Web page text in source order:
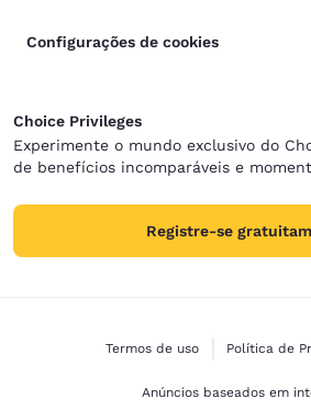
Configurações de cookies
Choice Privileges
Experimente o mundo exclusivo do
de benefícios incomparáveis e
Registre-se
Termos de uso Política de
Anúncios baseados em